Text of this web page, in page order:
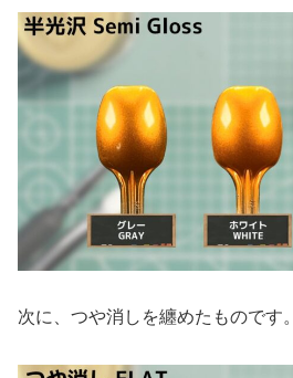
次に、つや消しを纏めたものです。